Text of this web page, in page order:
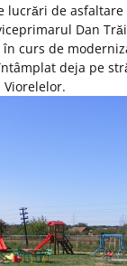
lucrări de
Dan
curs de
deja pe